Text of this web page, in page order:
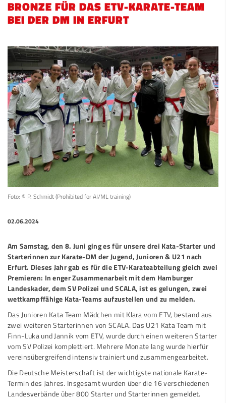
BRONZE FÜR DAS ETV-KARATE-TEAM
BEI DER DM IN ERFURT
Foto: © P. Schmidt (Prohibited for AI/ML training)
02.06.2024
Am Samstag, den 8. Juni ging es für unsere drei Kata-Starter und
Starterinnen zur Karate-DM der Jugend, Junioren & U21 nach
Erfurt. Dieses Jahr gab es für die ETV-Karateabteilung gleich zwei
Premieren: In enger Zusammenarbeit mit dem Hamburger
Landeskader, dem SV Polizei und SCALA, ist es gelungen, zwei
wettkampffähige Kata-Teams aufzustellen und zu melden.
Das Junioren Kata Team Mädchen mit Klara vom ETV, bestand aus
zwei weiteren Starterinnen von SCALA. Das U21 Kata Team mit
Finn-Luka und Jannik vom ETV, wurde durch einen weiteren Starter
vom SV Polizei komplettiert. Mehrere Monate lang wurde hierfür
vereinsübergreifend intensiv trainiert und zusammengearbeitet.
Die Deutsche Meisterschaft ist der wichtigste nationale Karate-
Termin des Jahres. Insgesamt wurden über die 16 verschiedenen
Landesverbände über 800 Starter und Starterinnen gemeldet.